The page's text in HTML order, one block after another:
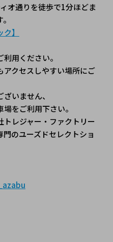
オ通りを徒歩で1分ほどま
】
用ください。
アクセスしやすい場所にご
いません、
をご利用下さい。
レジャー・ファクトリー
のユーズドセレクトショ